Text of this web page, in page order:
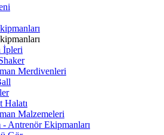
İpleri
Merdivenleri
Halatı
Malzemeleri
- Antrenör Ekipmanları